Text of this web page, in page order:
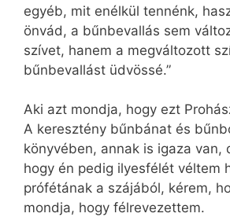
egyéb, mit enélkül tennénk,
önvád, a bűnbevallás sem
szívet, hanem a megváltozott
bűnbevallást üdvössé.”
Aki azt mondja, hogy ezt
A keresztény bűnbánat és
könyvében, annak is igaza van,
hogy én pedig ilyesfélét véltem
prófétának a szájából, kérem,
mondja, hogy félrevezettem.